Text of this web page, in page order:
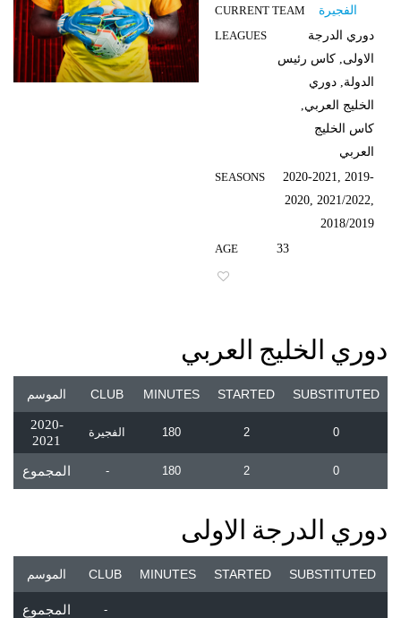
CURRENT TEAM
الفجيرة
LEAGUES
دوري الدرجة
الاولى, كاس رئيس
الدولة, دوري
الخليج العربي,
كاس الخليج
العربي
SEASONS
2020-2021, 2019-
2020, 2021/2022,
2018/2019
AGE
33
دوري الخليج العربي
الموسم CLUB MINUTES STARTED SUBSTITUTED
2020-
2021
الفجيرة 180 2 0
المجموع - 180 2 0
دوري الدرجة الاولى
الموسم CLUB MINUTES STARTED SUBSTITUTED
المجموع -